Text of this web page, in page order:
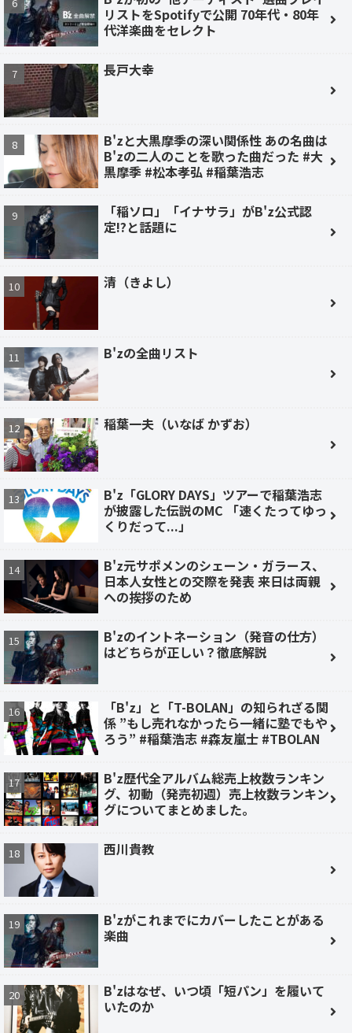
リストをSpotifyで公開 70年代・80年
代洋楽曲をセレクト
長戸大幸
B'zと大黒摩季の深い関係性 あの名曲は
B'zの二人のことを歌った曲だった #大
黒摩季 #松本孝弘 #稲葉浩志
「稲ソロ」「イナサラ」がB'z公式認
定!?と話題に
清（きよし）
B'zの全曲リスト
稲葉一夫（いなば かずお）
B'z「GLORY DAYS」ツアーで稲葉浩志
が披露した伝説のMC 「速くたってゆっ
くりだって...」
B'z元サポメンのシェーン・ガラース、
日本人女性との交際を発表 来日は両親
への挨拶のため
B'zのイントネーション（発音の仕方）
はどちらが正しい？徹底解説
「B'z」と「T-BOLAN」の知られざる関
係 ”もし売れなかったら一緒に塾でもや
ろう” #稲葉浩志 #森友嵐士 #TBOLAN
B'z歴代全アルバム総売上枚数ランキン
グ、初動（発売初週）売上枚数ランキン
グについてまとめました。
西川貴教
B'zがこれまでにカバーしたことがある
楽曲
B'zはなぜ、いつ頃「短パン」を履いて
いたのか